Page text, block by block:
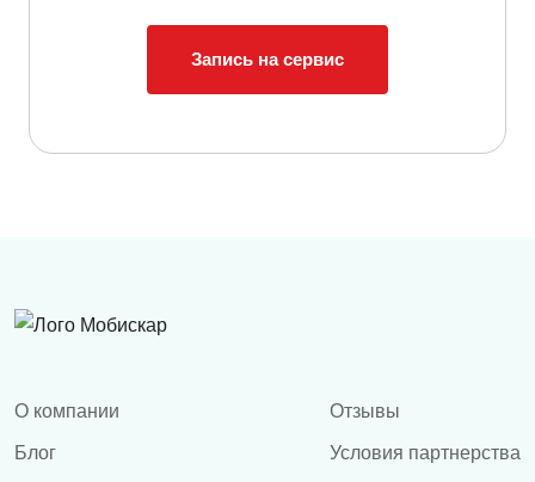
Запись на сервис
О компании
Блог
Отзывы
Условия партнерства